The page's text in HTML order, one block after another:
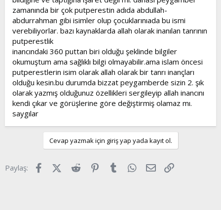
zamanında bir çok putperestin adıda abdullah-
abdurrahman gibi isimler olup çocuklarınıada bu ismi
verebiliyorlar. bazı kaynaklarda allah olarak inanılan tanrının
putperestlik
inancındaki 360 puttan biri olduğu şeklinde bilgiler
okumuştum ama sağlıklı bilgi olmayabilir.ama islam öncesi
putperestlerin isim olarak allah olarak bir tanrı inançları
olduğu kesin.bu durumda bizzat peygamberde sizin 2. şık
olarak yazmış olduğunuz özellikleri sergileyip allah inancını
kendi çıkar ve görüşlerine göre değiştirmiş olamaz mı.
saygılar
Cevap yazmak için giriş yap yada kayıt ol.
Paylaş: FacebookX (Twitter)
Reddit Pinterest
Tumblr WhatsApp
E-posta